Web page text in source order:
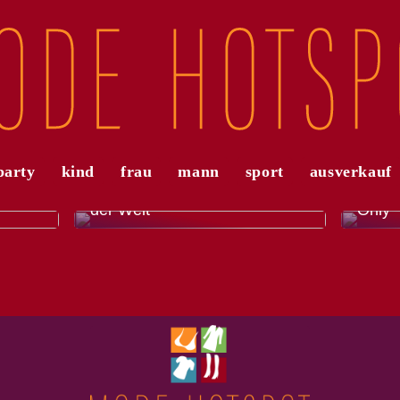
kind frau mann sport ausverkauf
der Welt
Die
Only